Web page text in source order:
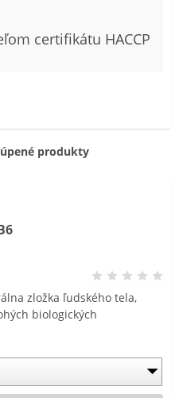
certifikátu HACCP
produkty
zložka ľudského tela,
biologických
tvorbu červených krviniek,
systému.